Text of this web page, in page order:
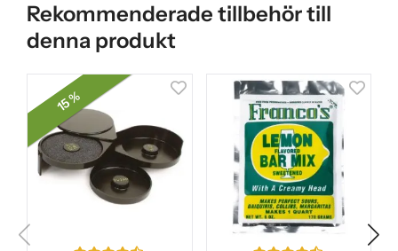
Rekommenderade tillbehör till
denna produkt
15 %